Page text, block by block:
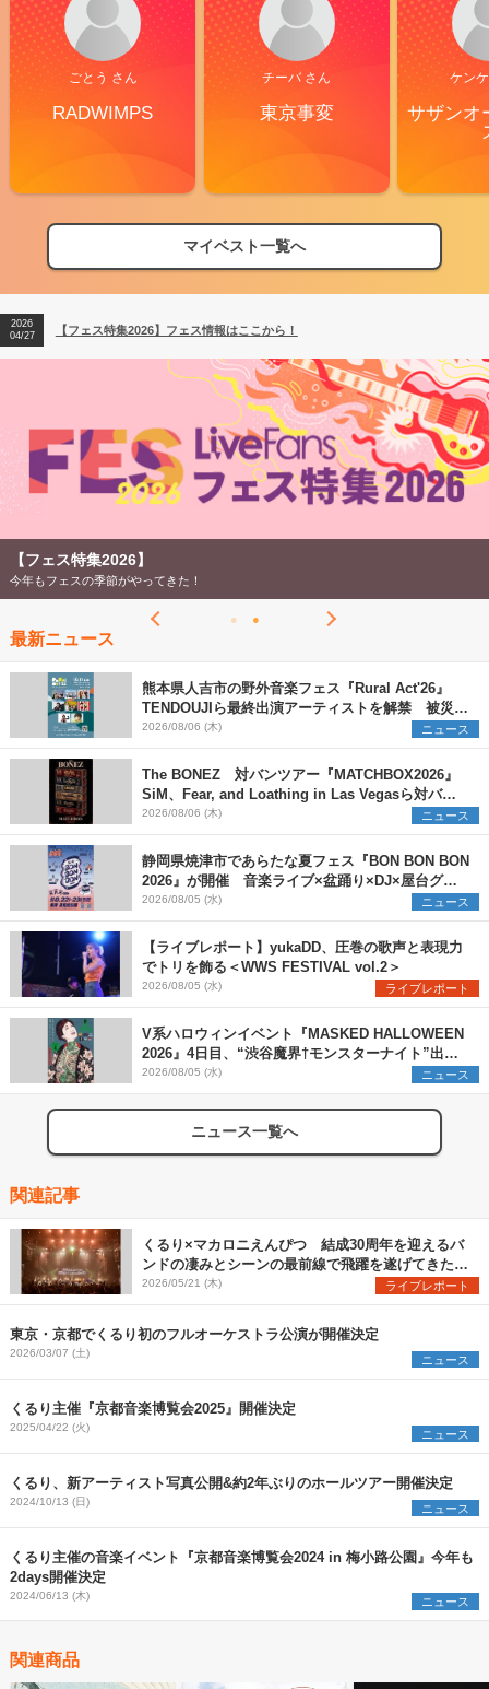
ごとう さん
RADWIMPS
チーバ さん
東京事変
ケン
サザンオ
マイベスト一覧へ
【フェス特集2026】フェス情報はここから！
【ライブ動員ランキング】2026年上半期編発表！
2026
04/27
【フェス特集2026】フェス情報はここから！
2026
【ライブ動員ランキング】2026年上半期編発表！
【フェス特集2026】
今年もフェスの季節がやってきた！
最新ニュース
熊本県人吉市の野外音楽フェス『Rural Act'26』
TENDOUJIら最終出演アーティストを解禁 被災地
支援プロジェクトの始動も発表
2026/08/06 (木) ニュース
The BONEZ 対バンツアー『MATCHBOX2026』
SiM、Fear, and Loathing in Las Vegasら対バン
アーティストを一斉解禁
2026/08/06 (木) ニュース
静岡県焼津市であらたな夏フェス『BON BON BON
2026』が開催 音楽ライブ×盆踊り×DJ×屋台グル
メ×ランタンナイトで彩る2日間
2026/08/05 (水) ニュース
【ライブレポート】yukaDD、圧巻の歌声と表現力
でトリを飾る＜WWS FESTIVAL vol.2＞
2026/08/05 (水) ライブレポート
V系ハロウィンイベント『MASKED HALLOWEEN
2026』4日目、“渋谷魔界†モンスターナイト”出演6
組を発表
2026/08/05 (水) ニュース
ニュース一覧へ
関連記事
くるり×マカロニえんぴつ 結成30周年を迎えるバ
ンドの凄みとシーンの最前線で飛躍を遂げてきたバ
ンドの勢いを見た『MUSIC SPLASH!!』2日目レポ
ート
2026/05/21 (木) ライブレポート
東京・京都でくるり初のフルオーケストラ公演が開催決定
2026/03/07 (土) ニュース
くるり主催『京都音楽博覧会2025』開催決定
2025/04/22 (火) ニュース
くるり、新アーティスト写真公開&約2年ぶりのホールツアー開催決定
2024/10/13 (日) ニュース
くるり主催の音楽イベント『京都音楽博覧会2024 in 梅小路公園』今年も
2days開催決定
2024/06/13 (木) ニュース
関連商品